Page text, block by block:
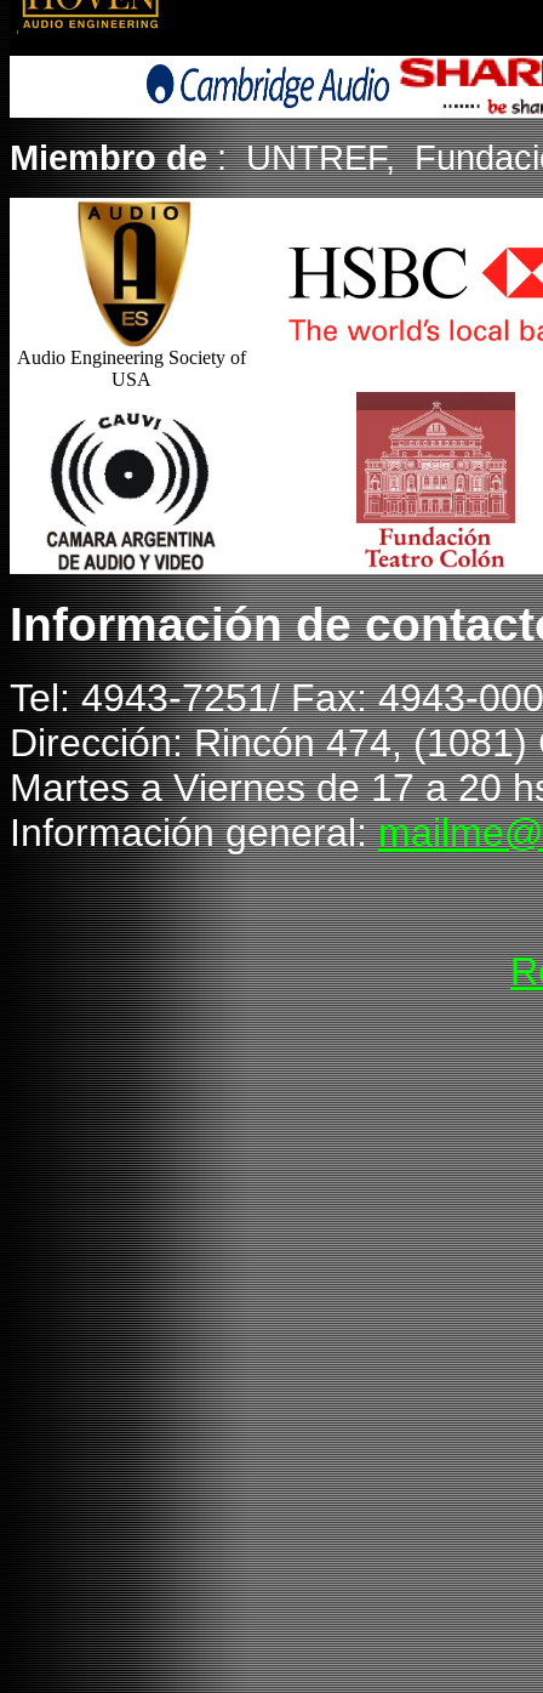
Miembro de: UNTREF,
Audio Engineering Society of
USA
Información de
Tel: 4943-7251/ Fax: 4943-
Dirección: Rincón 474,
Martes aViernes de 17a 20
Información general: